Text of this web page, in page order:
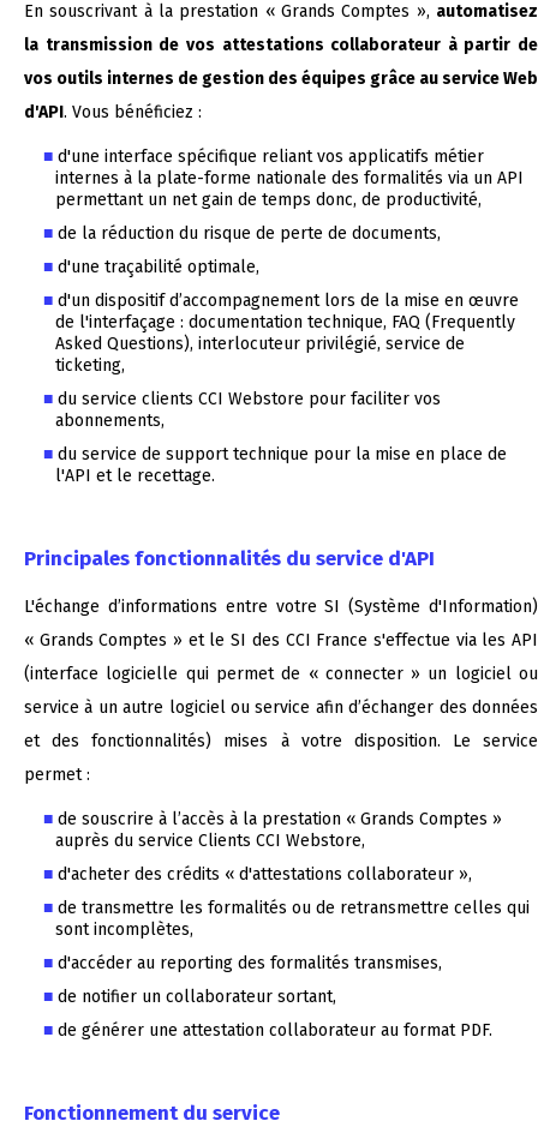
En souscrivant à la prestation « Grands Comptes », automatisez
la transmission de vos attestations collaborateur à partir de
vos outils internes de gestion des équipes grâce au service Web
d'API. Vous bénéficiez :
d'une interface spécifique reliant vos applicatifs métier
internes à la plate-forme nationale des formalités via un API
permettant un net gain de temps donc, de productivité,
de la réduction du risque de perte de documents,
d'une traçabilité optimale,
d'un dispositif d’accompagnement lors de la mise en œuvre
de l'interfaçage : documentation technique, FAQ (Frequently
Asked Questions), interlocuteur privilégié, service de
ticketing,
du service clients CCI Webstore pour faciliter vos
abonnements,
du service de support technique pour la mise en place de
l'API et le recettage.
Principales fonctionnalités du service d'API
L'échange d’informations entre votre SI (Système d'Information)
« Grands Comptes » et le SI des CCI France s'effectue via les API
(interface logicielle qui permet de « connecter » un logiciel ou
service à un autre logiciel ou service afin d’échanger des données
et des fonctionnalités) mises à votre disposition. Le service
permet :
de souscrire à l’accès à la prestation « Grands Comptes »
auprès du service Clients CCI Webstore,
d'acheter des crédits « d'attestations collaborateur »,
de transmettre les formalités ou de retransmettre celles qui
sont incomplètes,
d'accéder au reporting des formalités transmises,
de notifier un collaborateur sortant,
de générer une attestation collaborateur au format PDF.
Fonctionnement du service